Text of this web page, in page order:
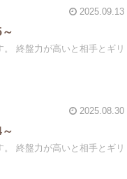
2025.09.13
終盤力が高いと相手とギリ
2025.08.30
終盤力が高いと相手とギリ